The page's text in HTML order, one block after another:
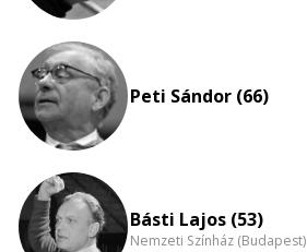
Peti Sándor (66)
Básti Lajos (53)
Nemzeti Színház (Budapest)